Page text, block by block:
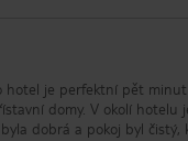
hotel je perfektní pět
domy. V okolí hotelu
dobrá a pokoj byl čistý,